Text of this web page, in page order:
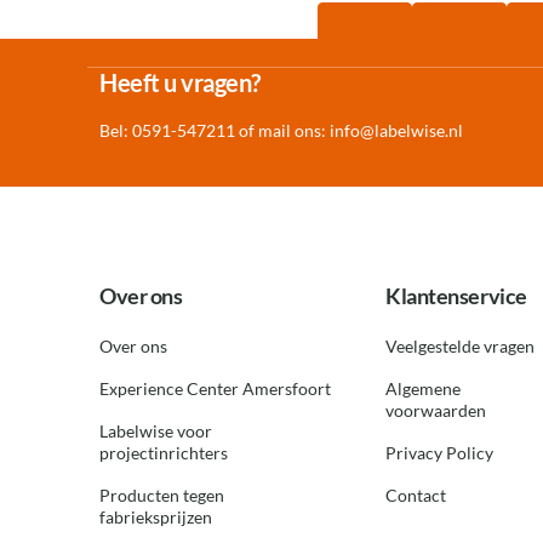
Heeft u vragen?
Bel: 0591-547211 of mail ons: info@labelwise.nl
Over ons
Over ons
Experience Center Amersfoort
Labelwise voor
projectinrichters
Producten tegen
fabrieksprijzen
Klantenservice
Veelgestelde vragen
Algemene
voorwaarden
Privacy Policy
Contact